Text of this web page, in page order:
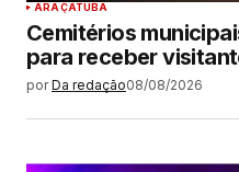
ARAÇATUBA
Cemitérios
para receber
por Da redação08/08/2026